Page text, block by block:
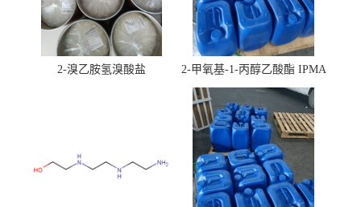
2-溴乙胺氢溴酸盐 2-甲氧基-1-丙醇乙酸酯 IPMA